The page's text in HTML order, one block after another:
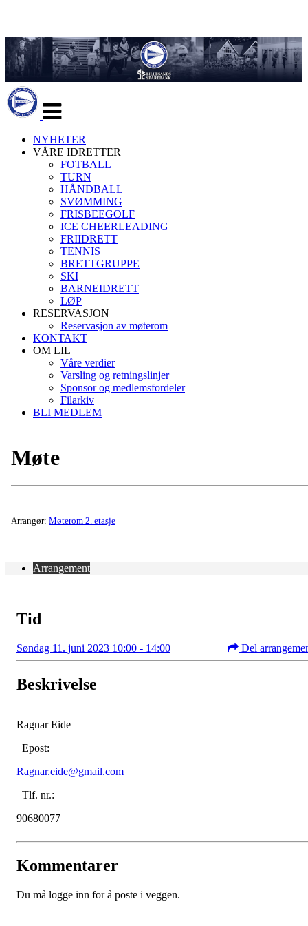
navigasjon
NYHETER
VÅRE IDRETTER
FOTBALL
TURN
HÅNDBALL
SVØMMING
FRISBEEGOLF
ICE CHEERLEADING
FRIIDRETT
TENNIS
BRETTGRUPPE
SKI
BARNEIDRETT
LØP
RESERVASJON
Reservasjon av møterom
KONTAKT
OM LIL
Våre verdier
Varsling og retningslinjer
Sponsor og medlemsfordeler
Filarkiv
BLI MEDLEM
Møte
Arrangør: Møterom 2. etasje
Arrangement
Tid
Søndag 11. juni 2023 10:00 - 14:00 Del
Beskrivelse
Ragnar Eide
Epost:
Ragnar.eide@gmail.com
Tlf. nr.:
90680077
Kommentarer
Du må logge inn for å poste i veggen.